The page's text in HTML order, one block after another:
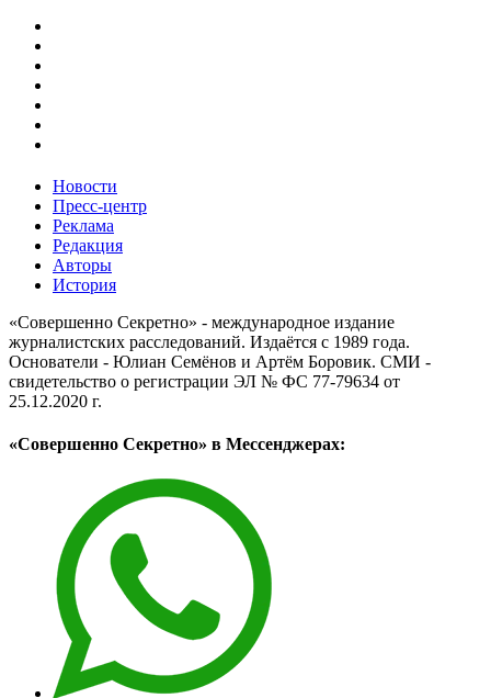
Новости
Пресс-центр
Реклама
Редакция
Авторы
История
«Совершенно Секретно» - международное издание
журналистских расследований. Издаётся с 1989 года.
Основатели - Юлиан Семёнов и Артём Боровик. CМИ -
свидетельство о регистрации ЭЛ № ФС 77-79634 от
25.12.2020 г.
«Совершенно Секретно» в Мессенджерах: